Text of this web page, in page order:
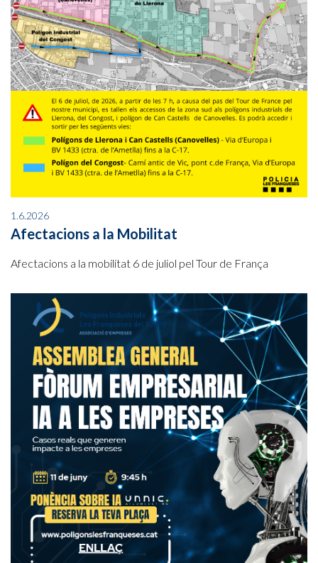
1.6.2026
Afectacions a la Mobilitat
Afectacions a la mobilitat 6 de juliol pel Tour de França